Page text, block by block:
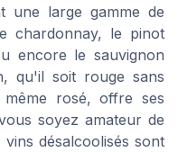
une large gamme de
chardonnay, le pinot
encore le sauvignon
qu'il soit rouge sans
rosé, offre ses
soyez amateur de
désalcoolisés sont